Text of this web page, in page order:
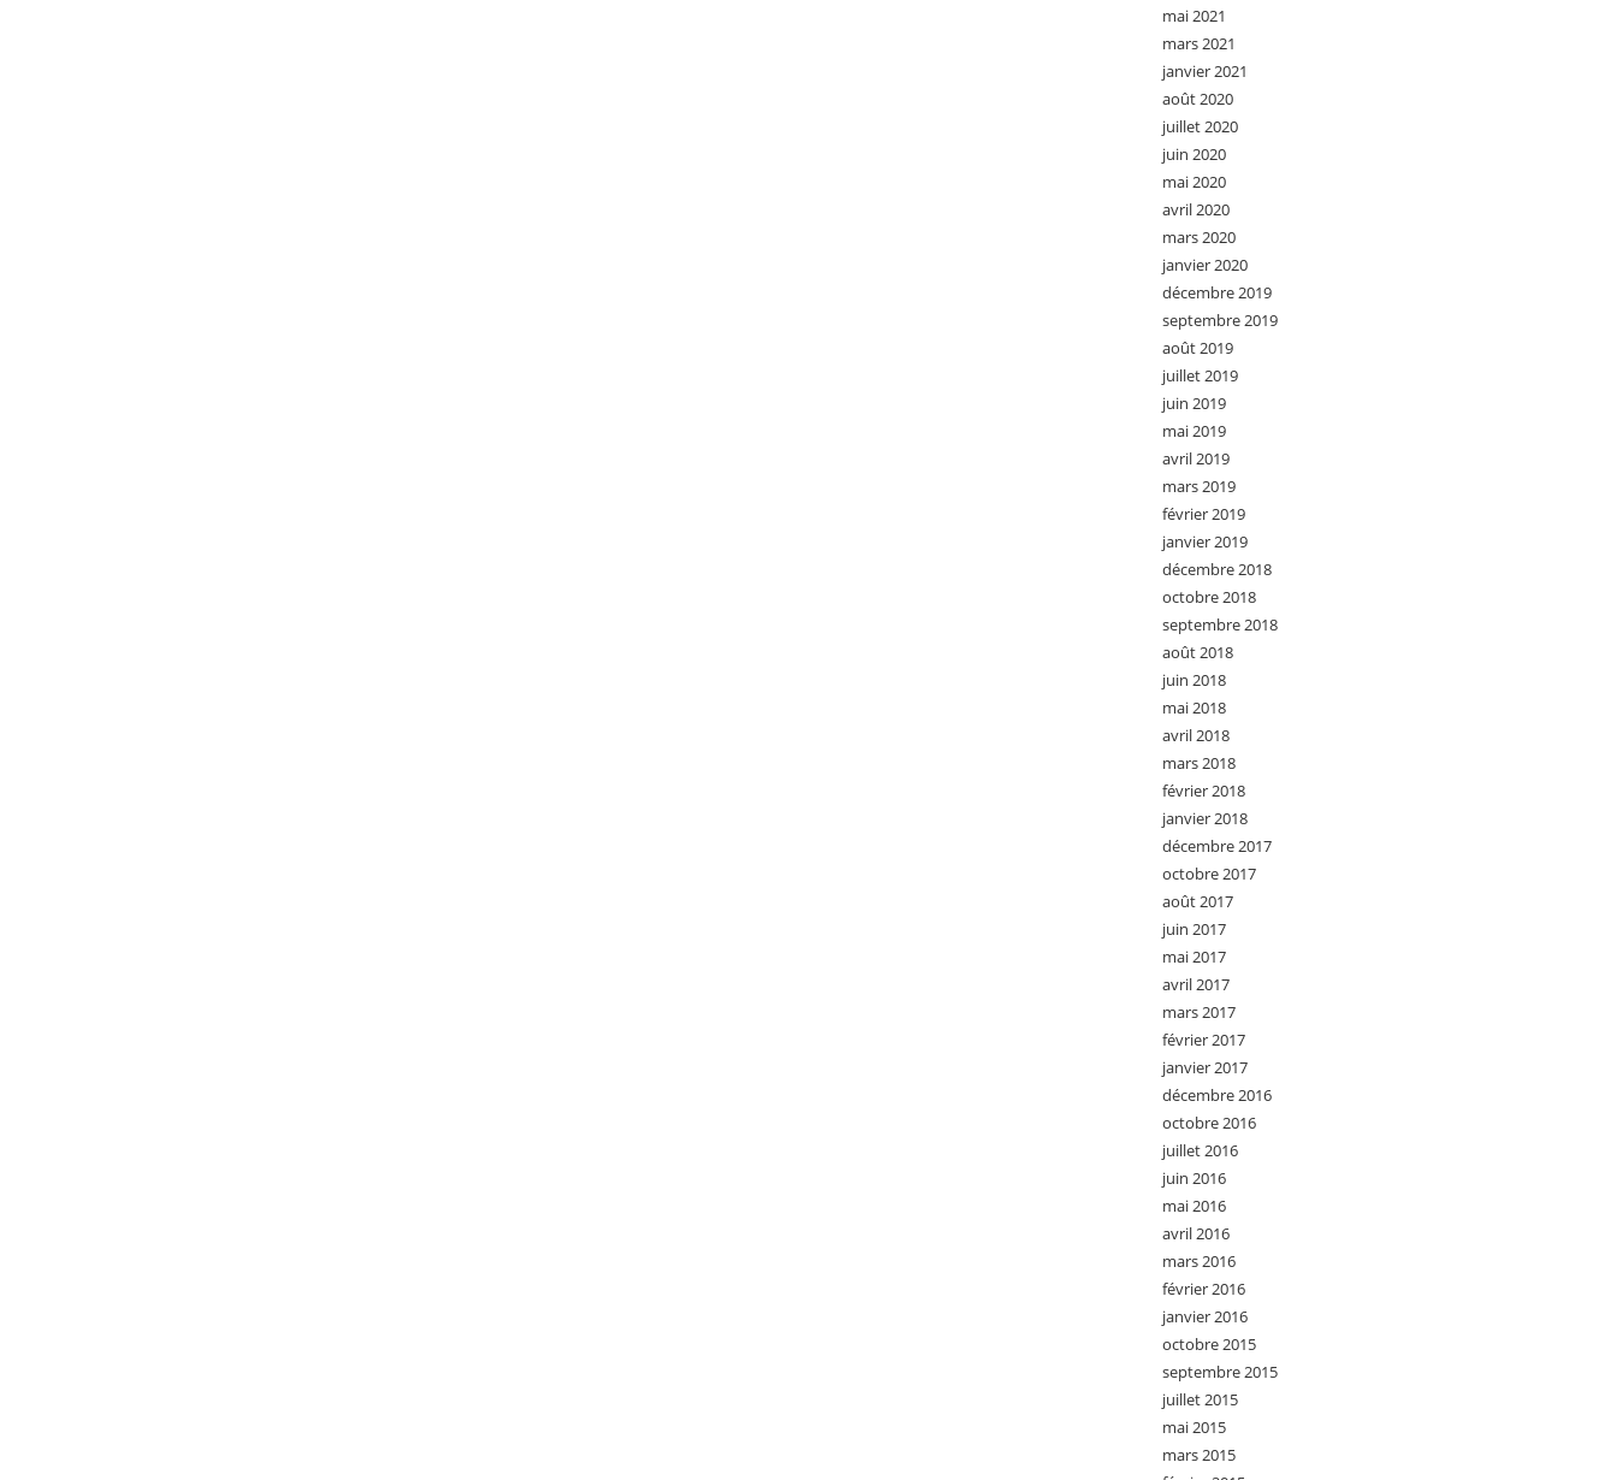
mai 2021
mars 2021
janvier 2021
août 2020
juillet 2020
juin 2020
mai 2020
avril 2020
mars 2020
janvier 2020
décembre 2019
septembre 2019
août 2019
juillet 2019
juin 2019
mai 2019
avril 2019
mars 2019
février 2019
janvier 2019
décembre 2018
octobre 2018
septembre 2018
août 2018
juin 2018
mai 2018
avril 2018
mars 2018
février 2018
janvier 2018
décembre 2017
octobre 2017
août 2017
juin 2017
mai 2017
avril 2017
mars 2017
février 2017
janvier 2017
décembre 2016
octobre 2016
juillet 2016
juin 2016
mai 2016
avril 2016
mars 2016
février 2016
janvier 2016
octobre 2015
septembre 2015
juillet 2015
mai 2015
mars 2015